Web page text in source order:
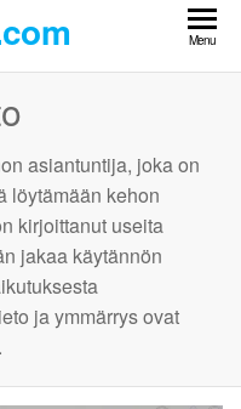
Menu
asiantuntija, joka on
löytämään kehon
kirjoittanut useita
jakaa käytännön
ja ymmärrys ovat